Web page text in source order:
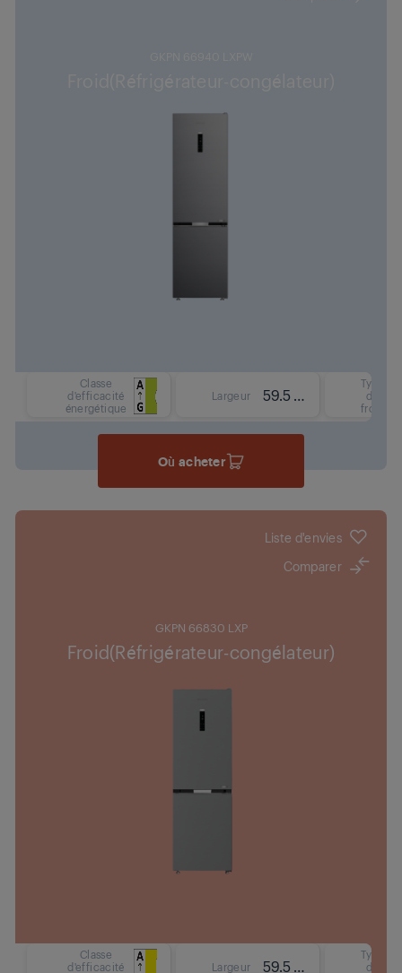
Classe
d'efficacité
énergétique
Largeur 59.5 cm
Type
de
froid
Où acheter
Liste d'envies
Comparer
GKPN 66830 LXP
Froid(Réfrigérateur-congélateur)
Classe
d'efficacité
Largeur 59.5 cm
Type
de